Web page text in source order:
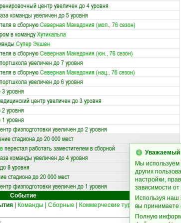
центр увеличен до 4 уровня
команды увеличен до 5 уровня
в сборнуюСеверная Македония (мол., 76 сезон)
в командуХутикальпа
Супер Экшен
в сборнуюСеверная Македония (юн., 76 сезон)
увеличен до 7 уровня
в сборнуюСеверная Македония (нац., 76 сезон)
увеличен до 6 уровня
уровня
центр увеличен до 3 уровня
уровня
уровня
физподготовки увеличен до 2 уровня
стадиона до 20 000 мест
перестал работать заместителем в сборной
команды увеличен до 4 уровня
8 уровня
стадиона до 20 000 мест
физподготовки увеличен до 1 уровня
Событие
Команды Сборные Коммерческие турниры16|Статьи19
Уважаемый
Мы используем
других
настройки,
зависимости
Используя наш
вы принимаете
Полную